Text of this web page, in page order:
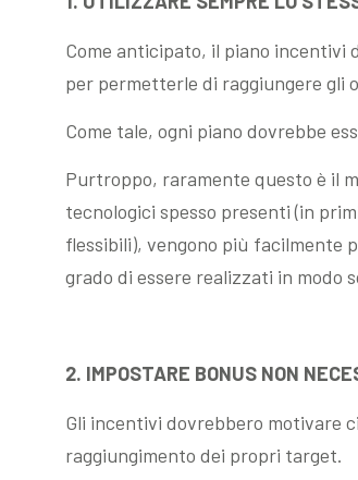
Come anticipato, il piano incentivi
per permetterle di raggiungere
Come tale, ogni piano dovrebbe
Purtroppo, raramente questo è il
tecnologici spesso presenti (in
flessibili), vengono più facilmente
grado di essere realizzati in modo
2. IMPOSTARE BONUS NON
Gli incentivi dovrebbero motivare
raggiungimento dei propri target.